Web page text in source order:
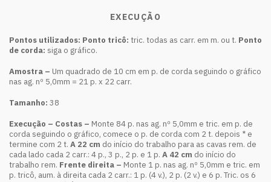
EXECUÇÃO
Pontos utilizados: Ponto tricô: tric. todas as carr. em m. ou t. Ponto
de corda: siga o gráfico.
Amostra – Um quadrado de 10 cm em p. de corda seguindo o gráfico
nas ag. nº 5,0mm = 21 p. x 22 carr.
Tamanho: 38
Execução – Costas – Monte 84 p. nas ag. nº 5,0mm e tric. em p. de
corda seguindo o gráfico, comece o p. de corda com 2 t. depois * e
termine com 2 t. A 22 cm do início do trabalho para as cavas rem. de
cada lado cada 2 carr.: 4 p., 3 p., 2 p. e 1 p. A 42 cm do início do
trabalho rem. Frente direita – Monte 1 p. nas ag. nº 5,0mm e tric. em
p. tricô, aum. à direita cada 2 carr.: 1 p. (4 v.), 2 p. (2 v.) e 6 p. Tric. os 6